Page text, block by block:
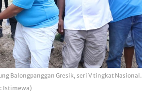
Balongpanggan Gresik, seri V tingkat Nasional.
Istimewa)